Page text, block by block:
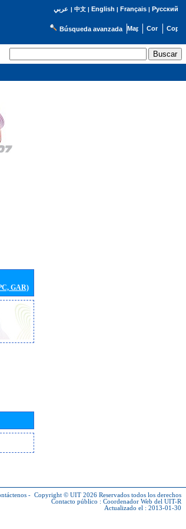
عربي | 中文| English | Français| Русский
Búsqueda avanzada
GAR)
- Copyright © UIT 2026 Reservados todos los derechos
Contacto público : Coordenador Web del UIT-R
Actualizado el : 2013-01-30